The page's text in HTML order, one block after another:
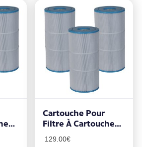
Cartouche Pour
Filtre À Cartouche
14m3/h
129.00€